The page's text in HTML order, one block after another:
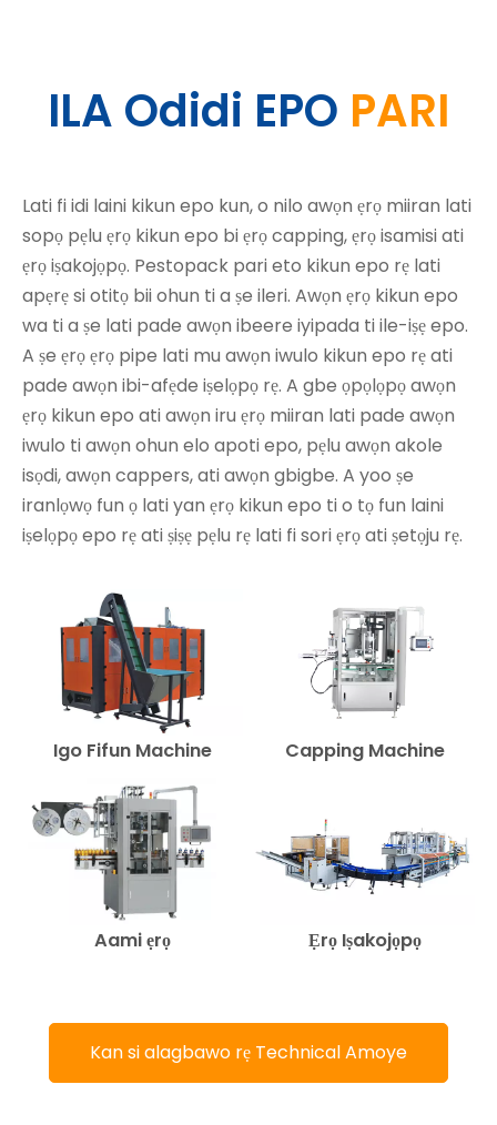
ILA Odidi EPO PARI
Lati fi idi laini kikun epo kun, o nilo awọn ẹrọ miiran lati
sopọ pẹlu ẹrọ kikun epo bi ẹrọ capping, ẹrọ isamisi ati
ẹrọ iṣakojọpọ. Pestopack pari eto kikun epo rẹ lati
apẹrẹ si otitọ bii ohun ti a ṣe ileri. Awọn ẹrọ kikun epo
wa ti a ṣe lati pade awọn ibeere iyipada ti ile-iṣẹ epo.
A ṣe ẹrọ ẹrọ pipe lati mu awọn iwulo kikun epo rẹ ati
pade awọn ibi-afẹde iṣelọpọ rẹ. A gbe ọpọlọpọ awọn
ẹrọ kikun epo ati awọn iru ẹrọ miiran lati pade awọn
iwulo ti awọn ohun elo apoti epo, pẹlu awọn akole
isọdi, awọn cappers, ati awọn gbigbe. A yoo ṣe
iranlọwọ fun ọ lati yan ẹrọ kikun epo ti o tọ fun laini
iṣelọpọ epo rẹ ati ṣiṣẹ pẹlu rẹ lati fi sori ẹrọ ati ṣetọju rẹ.
Igo Fifun Machine Capping Machine
Aami ẹrọ Ẹrọ Iṣakojọpọ
Kan si alagbawo rẹ Technical Amoye